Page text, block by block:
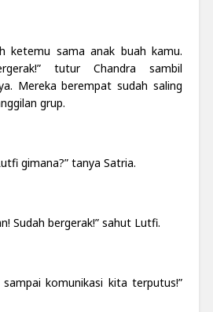
ketemu sama anak buah kamu.
tutur Chandra sambil
Mereka berempat sudah saling
grup.
gimana?” tanya Satria.
Sudah bergerak!” sahut Lutfi.
sampai komunikasi kita terputus!”